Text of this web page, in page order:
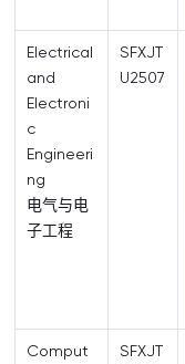
Electrical
and
Electroni
c
Engineeri
ng
电气与电
子工程
SFXJT
U2507
Comput
SFXJT